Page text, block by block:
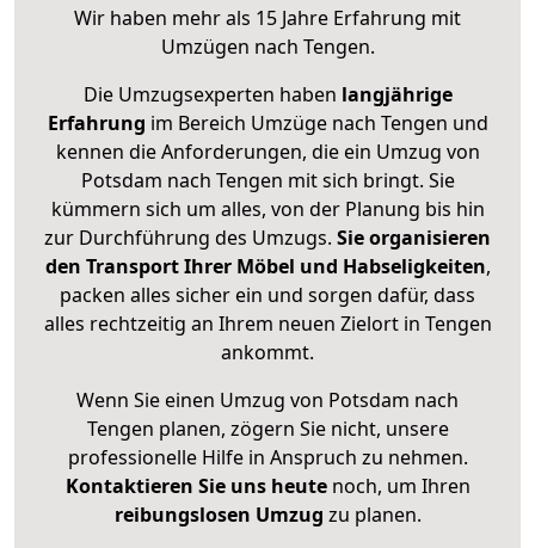
Wir haben mehr als 15 Jahre Erfahrung mit
Umzügen nach Tengen.
Die Umzugsexperten haben langjährige
Erfahrung im Bereich Umzüge nach Tengen und
kennen die Anforderungen, die ein Umzug von
Potsdam nach Tengen mit sich bringt. Sie
kümmern sich um alles, von der Planung bis hin
zur Durchführung des Umzugs. Sie organisieren
den Transport Ihrer Möbel und Habseligkeiten,
packen alles sicher ein und sorgen dafür, dass
alles rechtzeitig an Ihrem neuen Zielort in Tengen
ankommt.
Wenn Sie einen Umzug von Potsdam nach
Tengen planen, zögern Sie nicht, unsere
professionelle Hilfe in Anspruch zu nehmen.
Kontaktieren Sie uns heutenoch, um Ihren
reibungslosen Umzug zu planen.